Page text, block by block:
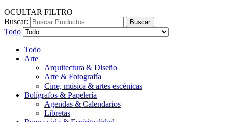
OCULTAR FILTRO
Buscar:
Buscar
Todo
Todo
Arte
Arquitectura & Diseño
Arte & Fotografía
Cine, música & artes escénicas
Bolígrafos & Papelería
Agendas & Calendarios
Libretas